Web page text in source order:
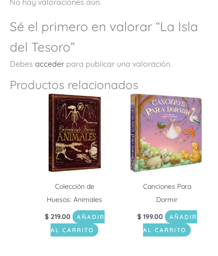
Sé el primero en valorar “La Isla
del Tesoro”
Debes acceder para publicar una valoración.
Productos relacionados
Colección de
Huesos: Animales
$219.00
AÑADIR
AL CARRITO
Canciones Para
Dormir
$199.00
AÑADIR
AL CARRITO